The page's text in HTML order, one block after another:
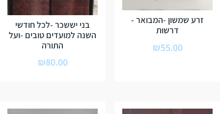
זרע שמשון -המבואר -
דרשות
₪55.00
בני יששכר -לכל חודשי
השנה למועדים טובים -ועל
התורה
₪80.00